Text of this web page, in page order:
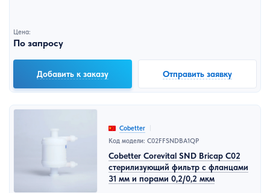
Цена:
По запросу
Добавить к заказу Отправить заявку
Cobetter
Код модели: C02FFSNDBA1QP
Cobetter Corevital SND Bricap C02
стерилизующий фильтр с фланцами
31 мм и порами 0,2/0,2 мкм